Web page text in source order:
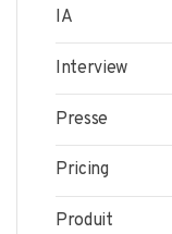
IA
Interview
Presse
Pricing
Produit